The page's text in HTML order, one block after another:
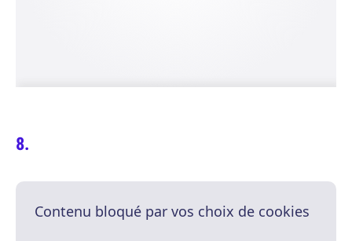
Contenu bloqué par vos choix de cookies